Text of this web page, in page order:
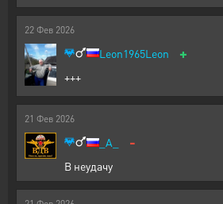
22 Фев 2026
Leon1965Leon +
+++
21 Фев 2026
_A_ -
В неудачу